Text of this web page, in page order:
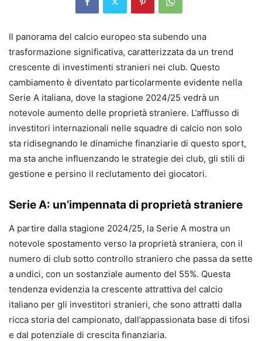
Il panorama del calcio europeo sta subendo una
trasformazione significativa, caratterizzata da un trend
crescente di investimenti stranieri nei club. Questo
cambiamento è diventato particolarmente evidente nella
Serie A italiana, dove la stagione 2024/25 vedrà un
notevole aumento delle proprietà straniere. L’afflusso di
investitori internazionali nelle squadre di calcio non solo
sta ridisegnando le dinamiche finanziarie di questo sport,
ma sta anche influenzando le strategie dei club, gli stili di
gestione e persino il reclutamento dei giocatori.
Serie A: un’impennata di proprietà straniere
A partire dalla stagione 2024/25, la Serie A mostra un
notevole spostamento verso la proprietà straniera, con il
numero di club sotto controllo straniero che passa da sette
a undici, con un sostanziale aumento del 55%. Questa
tendenza evidenzia la crescente attrattiva del calcio
italiano per gli investitori stranieri, che sono attratti dalla
ricca storia del campionato, dall’appassionata base di tifosi
e dal potenziale di crescita finanziaria.